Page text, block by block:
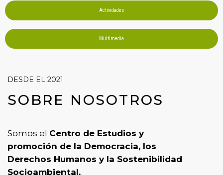
Actividades
Multimedia
DESDE EL 2021
SOBRE NOSOTROS
Somos el Centro de Estudios y
promoción de la Democracia, los
Derechos Humanos y la Sostenibilidad
Socioambiental.